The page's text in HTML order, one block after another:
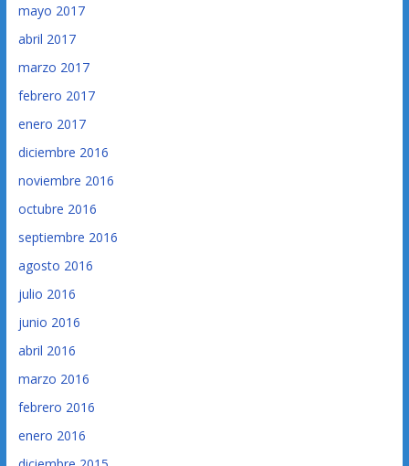
mayo 2017
abril 2017
marzo 2017
febrero 2017
enero 2017
diciembre 2016
noviembre 2016
octubre 2016
septiembre 2016
agosto 2016
julio 2016
junio 2016
abril 2016
marzo 2016
febrero 2016
enero 2016